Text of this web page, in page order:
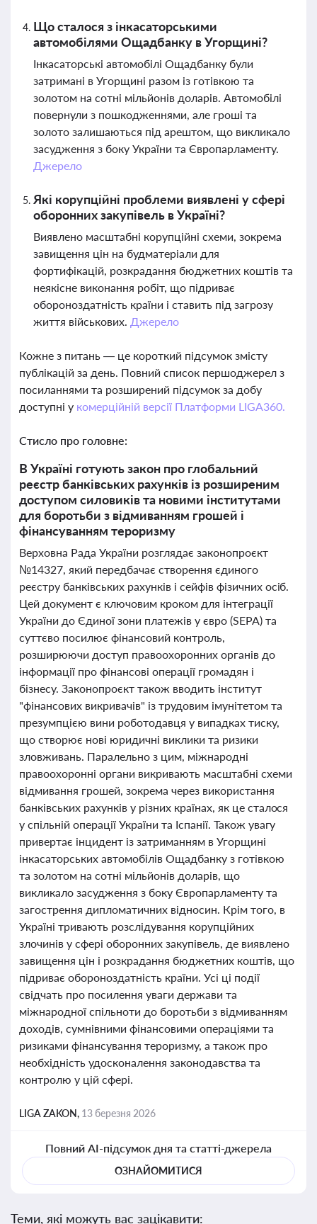
Що сталося з інкасаторськими
автомобілями Ощадбанку в Угорщині?
Інкасаторські автомобілі Ощадбанку були
затримані в Угорщині разом із готівкою та
золотом на сотні мільйонів доларів. Автомобілі
повернули з пошкодженнями, але гроші та
золото залишаються під арештом, що викликало
засудження з боку України та Європарламенту.
Джерело
Які корупційні проблеми виявлені у сфері
оборонних закупівель в Україні?
Виявлено масштабні корупційні схеми, зокрема
завищення цін на будматеріали для
фортифікацій, розкрадання бюджетних коштів та
неякісне виконання робіт, що підриває
обороноздатність країни і ставить під загрозу
життя військових. Джерело
Кожне з питань — це короткий підсумок змісту
публікацій за день. Повний список першоджерел з
посиланнями та розширений підсумок за добу
доступні у комерційній версії Платформи LIGA360.
Стисло про головне:
В Україні готують закон про глобальний
реєстр банківських рахунків із розширеним
доступом силовиків та новими інститутами
для боротьби з відмиванням грошей і
фінансуванням тероризму
Верховна Рада України розглядає законопроєкт
№14327, який передбачає створення єдиного
реєстру банківських рахунків і сейфів фізичних осіб.
Цей документ є ключовим кроком для інтеграції
України до Єдиної зони платежів у євро (SEPA) та
суттєво посилює фінансовий контроль,
розширюючи доступ правоохоронних органів до
інформації про фінансові операції громадян і
бізнесу. Законопроєкт також вводить інститут
"фінансових викривачів" із трудовим імунітетом та
презумпцією вини роботодавця у випадках тиску,
що створює нові юридичні виклики та ризики
зловживань. Паралельно з цим, міжнародні
правоохоронні органи викривають масштабні схеми
відмивання грошей, зокрема через використання
банківських рахунків у різних країнах, як це сталося
у спільній операції України та Іспанії. Також увагу
привертає інцидент із затриманням в Угорщині
інкасаторських автомобілів Ощадбанку з готівкою
та золотом на сотні мільйонів доларів, що
викликало засудження з боку Європарламенту та
загострення дипломатичних відносин. Крім того, в
Україні тривають розслідування корупційних
злочинів у сфері оборонних закупівель, де виявлено
завищення цін і розкрадання бюджетних коштів, що
підриває обороноздатність країни. Усі ці події
свідчать про посилення уваги держави та
міжнародної спільноти до боротьби з відмиванням
доходів, сумнівними фінансовими операціями та
ризиками фінансування тероризму, а також про
необхідність удосконалення законодавства та
контролю у цій сфері.
LIGA ZAKON, 13 березня 2026
Повний AI-підсумок дня та статті-джерела
ОЗНАЙОМИТИСЯ
Теми, які можуть вас зацікавити: